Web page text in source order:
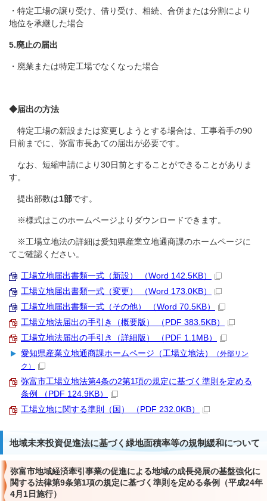
・特定工場の譲り受け、借り受け、相続、合併または分割により
地位を承継した場合
5.廃止の届出
・廃業または特定工場でなくなった場合
◆届出の方法
特定工場の新設または変更しようとする場合は、工事着手の90
日前までに、弥富市長あての届出が必要です。
なお、短縮申請により30日前とすることができることがありま
す。
提出部数は1部です。
※様式はこのホームページよりダウンロードできます。
※工場立地法の詳細は愛知県産業立地通商課のホームページに
てご確認ください。
工場立地届出書類一式（新設） （Word 142.5KB）
工場立地届出書類一式（変更） （Word 173.0KB）
工場立地届出書類一式（その他） （Word 70.5KB）
工場立地法届出の手引き（概要版） （PDF 383.5KB）
工場立地法届出の手引き（詳細版） （PDF 1.1MB）
愛知県産業立地通商課ホームページ（工場立地法）
（外部リン
ク）
弥富市工場立地法第4条の2第1項の規定に基づく準則を定める
条例 （PDF 124.9KB）
工場立地に関する準則（国） （PDF 232.0KB）
地域未来投資促進法に基づく緑地面積率等の規制緩和について
弥富市地域経済牽引事業の促進による地域の成長発展の基盤強化に
関する法律第9条第1項の規定に基づく準則を定める条例（平成24年
4月1日施行）